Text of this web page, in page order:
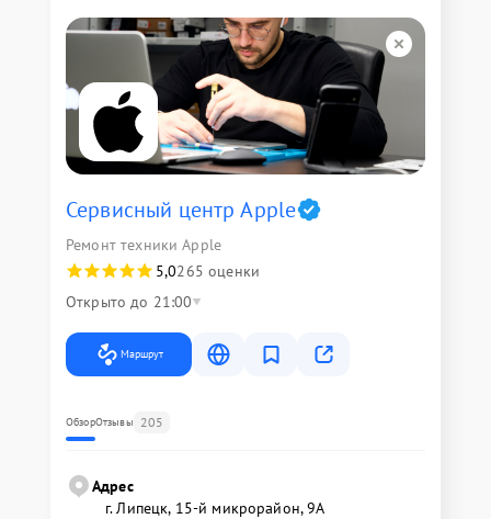
Сервисный центр Apple
Ремонт техники Apple
5,0265 оценки
Открыто до 21:00
Маршрут
ОбзорОтзывы 205
Адрес
г. Липецк, 15-й микрорайон, 9А